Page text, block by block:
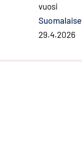
vuosi
29.4.2026